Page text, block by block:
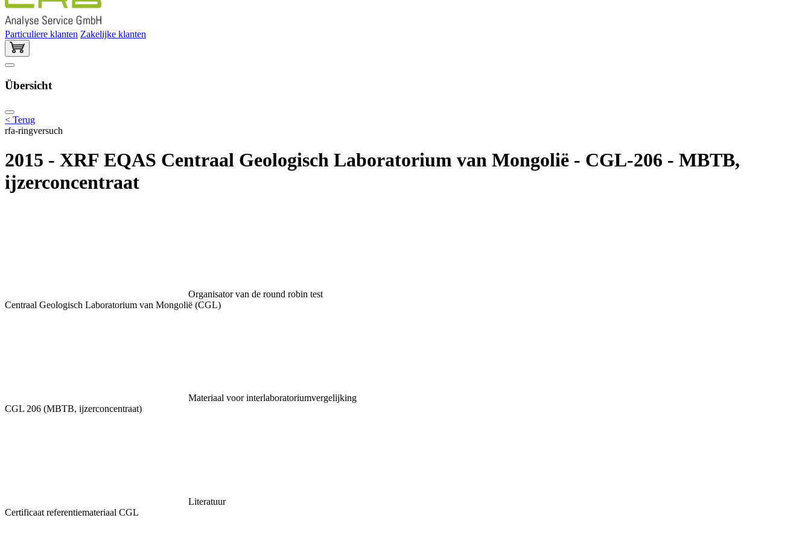
Particuliere klanten Zakelijke klanten
Übersicht
< Terug
rfa-ringversuch
2015 - XRF EQAS Centraal Geologisch Laboratorium van Mongolië - CGL-206 - MBTB,
ijzerconcentraat
Organisator van de round robin test
Centraal Geologisch Laboratorium van Mongolië (CGL)
Materiaal voor interlaboratoriumvergelijking
CGL 206 (MBTB, ijzerconcentraat)
Literatuur
Certificaat referentiemateriaal CGL